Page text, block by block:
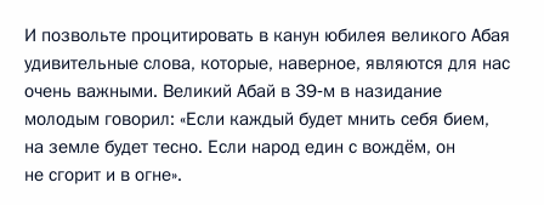
И позвольте процитировать в канун юбилея великого Абая
удивительные слова, которые, наверное, являются для нас
очень важными. Великий Абай в 39‑м в назидание
молодым говорил: «Если каждый будет мнить себя бием,
на земле будет тесно. Если народ един с вождём, он
не сгорит и в огне».